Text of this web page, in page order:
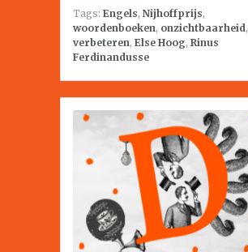
Tags: Engels, Nijhoffprijs,
woordenboeken, onzichtbaarheid,
verbeteren, Else Hoog, Rinus
Ferdinandusse